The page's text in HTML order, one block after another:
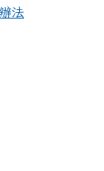
法
uploads/